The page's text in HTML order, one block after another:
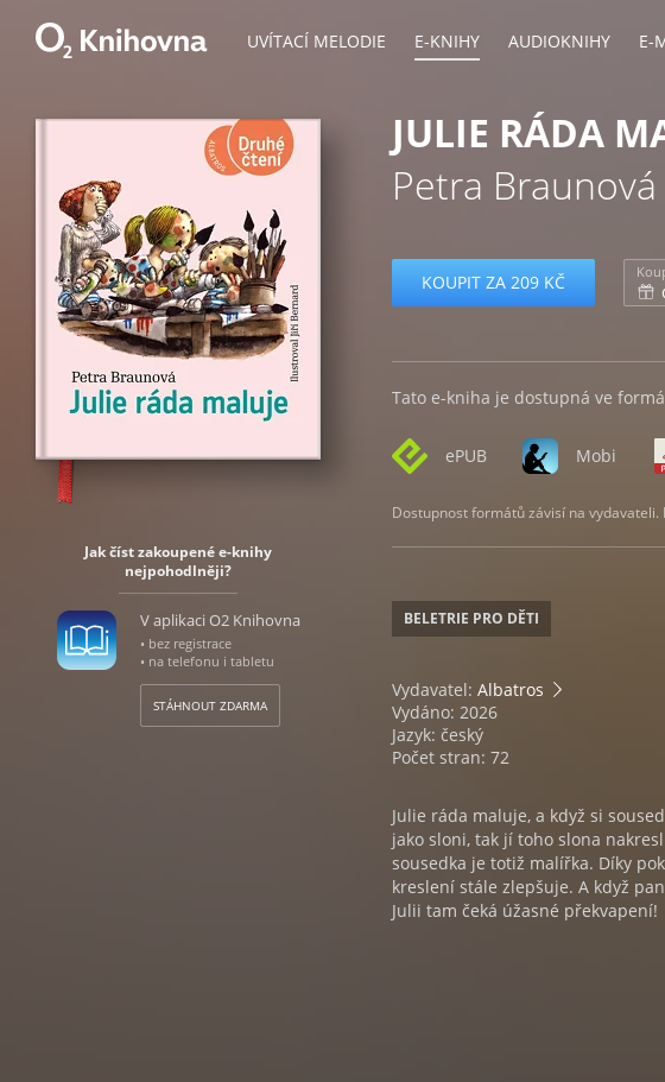
UVÍTACÍ MELODIE E-KNIHY AUDIOKNIHY E-
Jak číst zakoupené e-knihy
nejpohodlněji?
V aplikaci O2 Knihovna
• bez registrace
• na telefonu i tabletu
STÁHNOUT ZDARMA
JULIE RÁDA
Petra Braunová
KOUPIT ZA 209 KČ
Tato e-kniha je dostupná ve
ePUB Mobi
Dostupnost formátů závisí na
BELETRIE PRO DĚTI
Vydavatel: Albatros
Vydáno: 2026
Jazyk: český
Počet stran: 72
Julie ráda maluje, a když si
jako sloni, tak jí toho slona
sousedka je totiž malířka. Díky
kreslení stále zlepšuje. A když
Julii tam čeká úžasné překvapení!